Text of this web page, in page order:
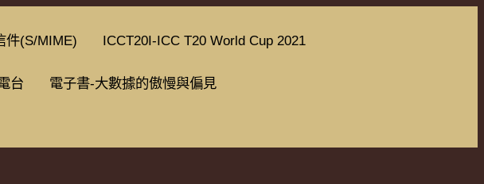
件(S/MIME) ICCT20I-ICC T20 World Cup 2021
台 電子書-大數據的傲慢與偏見